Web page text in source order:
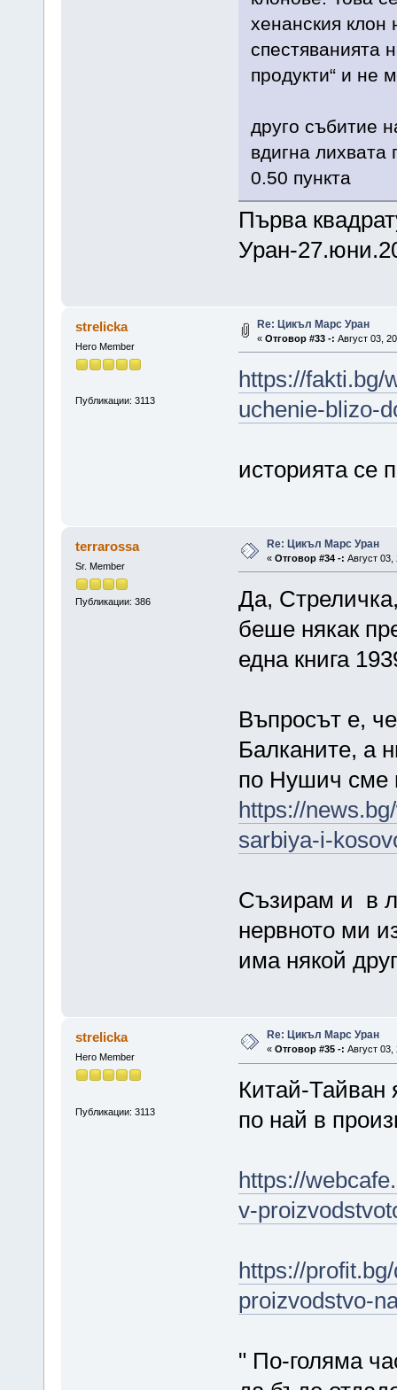
хенанския клон
спестяванията
продукти“ и не
друго събитие
вдигна лихвата
0.50 пункта
Първа
Уран-
strelicka
Hero Member
Публикации: 3113
Re: Цикъл Марс Уран
« Отговор #33 -: Август 03,
https://fakti.bg/
uchenie-blizo-
историята се
terrarossa
Sr. Member
Публикации: 386
Re: Цикъл Марс Уран
« Отговор #34 -: Август
Да,
беше някак
една книга
Въпросът е,
Балканите, а
по Нушич сме
https://
sarbiya-i-
Съзирам и в
нервното ми
има някой
strelicka
Hero Member
Публикации: 3113
Re: Цикъл Марс Уран
« Отговор #35 -: Август
Китай-Тайван
по най в
https://
v-
https://
proizvodstvo-
" По-голяма